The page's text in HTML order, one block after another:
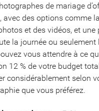
de mariage
avec des options comme la
et des vidéos, et une
la journée ou seulement
vous attendre à ce
12 % de votre budget
considérablement selon
que vous préférez.